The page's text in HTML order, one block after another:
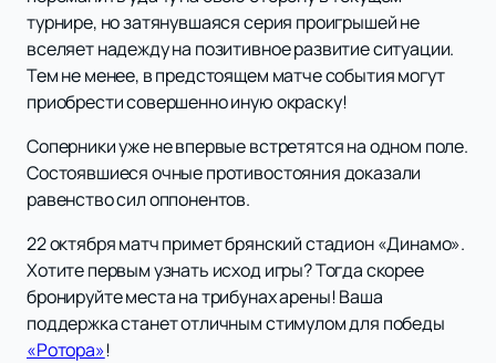
турнире, но затянувшаяся серия проигрышей не
вселяет надежду на позитивное развитие ситуации.
Тем не менее, в предстоящем матче события могут
приобрести совершенно иную окраску!
Соперники уже не впервые встретятся на одном поле.
Состоявшиеся очные противостояния доказали
равенство сил оппонентов.
22 октября матч примет брянский стадион «Динамо».
Хотите первым узнать исход игры? Тогда скорее
бронируйте места на трибунах арены! Ваша
поддержка станет отличным стимулом для победы
«Ротора»!